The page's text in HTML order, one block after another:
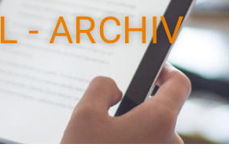
- ARCHIV